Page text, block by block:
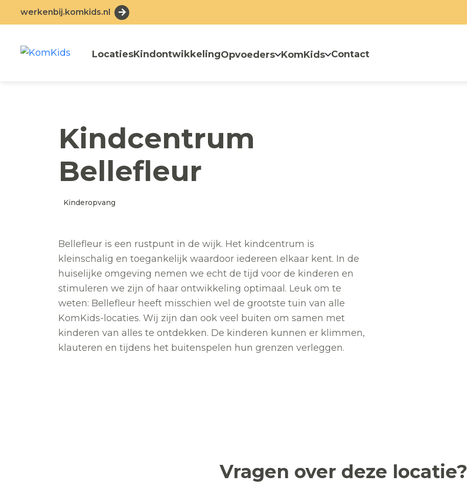
werkenbij.komkids.nl
LocatiesKindontwikkelingOpvoeders KomKids Contact
Kindcentrum
Bellefleur
Kinderopvang
Bellefleur is een rustpunt in de wijk. Het kindcentrum is
kleinschalig en toegankelijk waardoor iedereen elkaar kent. In de
huiselijke omgeving nemen we echt de tijd voor de kinderen en
stimuleren we zijn of haar ontwikkeling optimaal. Leuk om te
weten: Bellefleur heeft misschien wel de grootste tuin van alle
KomKids-locaties. Wij zijn dan ook veel buiten om samen met
kinderen van alles te ontdekken. De kinderen kunnen er klimmen,
klauteren en tijdens het buitenspelen hun grenzen verleggen.
Vragen over deze locatie?